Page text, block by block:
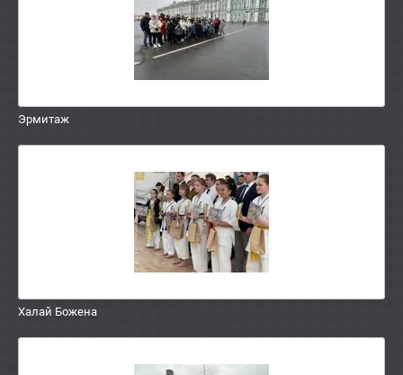
Эрмитаж
Халай Божена